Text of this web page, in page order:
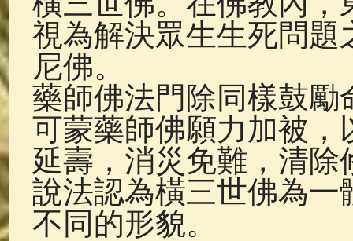
視為解決眾生生死問
尼佛。
藥師佛法門除同樣鼓
可蒙藥師佛願力加被
延壽，消災免難，清
說法認為橫三世佛為
不同的形貌。